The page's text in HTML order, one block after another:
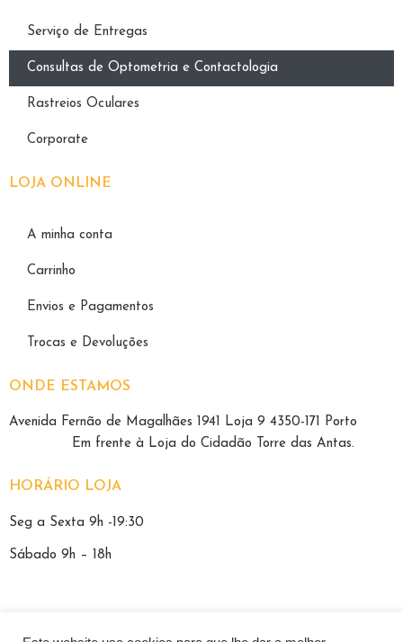
Serviço de Entregas
Consultas de Optometria e Contactologia​
Rastreios Oculares
Corporate
LOJA ONLINE
A minha conta
Carrinho
Envios e Pagamentos
Trocas e Devoluções
ONDE ESTAMOS
Avenida Fernão de Magalhães 1941 Loja 9 4350-171 Porto
Em frente à Loja do Cidadão Torre das Antas.
HORÁRIO LOJA
Seg a Sexta 9h -19:30
Sábado 9h – 18h